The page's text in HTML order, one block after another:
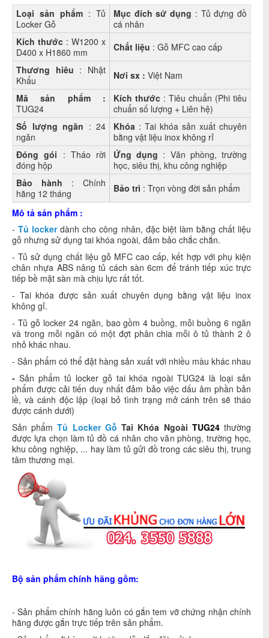
Loại sản phẩm : Tủ
Locker Gỗ
Mục đích sử dụng : Tủ đựng đồ
cá nhân
Kích thước : W1200 x
D400 x H1860 mm
Chất liệu : Gỗ MFC cao cấp
Thương hiêu : Nhật
Khẩu
Nơi sx : Việt Nam
Mã sản phẩm :
TUG24
Kích thước : Tiêu chuẩn (Phi tiêu
chuẩn số lượng + Liên hệ)
Số lượng ngăn : 24
ngăn
Khóa : Tai khóa sản xuất chuyên
bằng vật liệu inox không rỉ
Đóng gói : Tháo rời
đóng hộp
Ứng dụng : Văn phòng, trường
học, siêu thị, khu công nghiệp
Bảo hành : Chính
hãng 12 tháng
Bảo trì : Trọn vòng đời sản phẩm
Mô tả sản phẩm :
-Tủ lockerdành cho công nhân, đặc biệt làm bằng chất liệu
gỗ nhưng sử dụng tai khóa ngoài, đảm bảo chắc chắn.
- Tủ sử dụng chất liệu gỗ MFC cao cấp, kết hợp với phụ kiện
chân nhựa ABS nâng tủ cách sàn 6cm để tránh tiếp xúc trực
tiếp bề mặt sàn mà chịu lực rất tốt.
- Tai khóa được sản xuất chuyên dụng bằng vật liệu inox
không gỉ.
- Tủ gỗ locker 24 ngăn, bao gồm 4 buồng, mỗi buồng 6 ngăn
và trong mỗi ngăn có một đợt phân chia mỗi ô tủ thành 2 ô
nhỏ khác nhau.
- Sản phẩm có thể đặt hàng sản xuất với nhiều màu khác nhau
- Sản phẩm tủ locker gỗ tai khóa ngoài TUG24 là loại sản
phẩm được cải tiến duy nhất đảm bảo việc dấu âm phần bản
lề, và cánh độc lập (loại bỏ tình trạng mở cánh trên sẽ tháo
được cánh dưới)
Sản phẩmTủ Locker Gỗ Tai Khóa Ngoài TUG24thường
được lựa chọn làm tủ đồ cá nhân cho văn phòng, trường học,
khu công nghiệp, ... hay làm tủ gửi đồ trong các siêu thị, trung
tâm thương mại.
Bộ sản phẩm chính hãng gồm:
- Sản phẩm chính hãng luôn có gắn tem vỡ chứng nhận chính
hãng được gắn trực tiếp trên sản phẩm.